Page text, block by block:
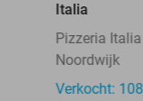
Italia
Pizzeria Italia
Noordwijk
Verkocht: 108